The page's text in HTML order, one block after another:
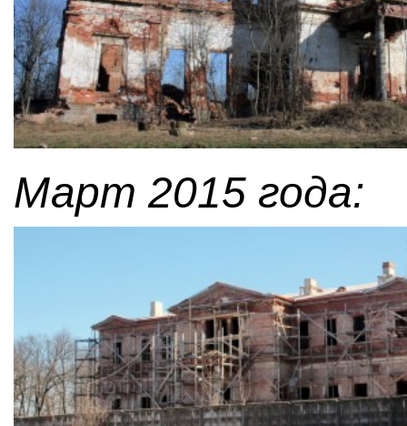
Март 2015 года: